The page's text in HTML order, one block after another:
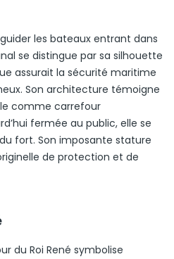
les bateaux entrant dans
se distingue par sa silhouette
assurait la sécurité maritime
Son architecture témoigne
comme carrefour
fermée au public, elle se
fort. Son imposante stature
de protection et de
du Roi René symbolise